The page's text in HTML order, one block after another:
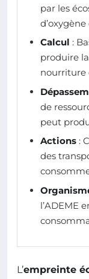
par les
Calcul :
produire
nourriture
de
peut
Actions :
des
l’ADEME
L’empreinte